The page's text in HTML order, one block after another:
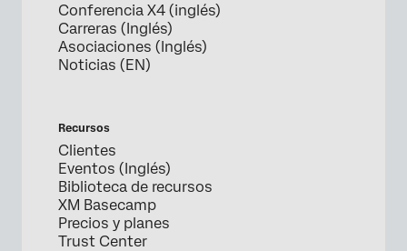
Conferencia X4 (inglés)
Carreras (Inglés)
Asociaciones (Inglés)
Noticias (EN)
Recursos
Clientes
Eventos (Inglés)
Biblioteca de recursos
XM Basecamp
Precios y planes
Trust Center